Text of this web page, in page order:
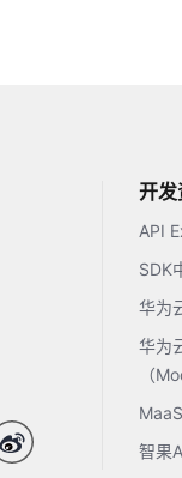
开发
API
SDK
华为
华为
（
智果